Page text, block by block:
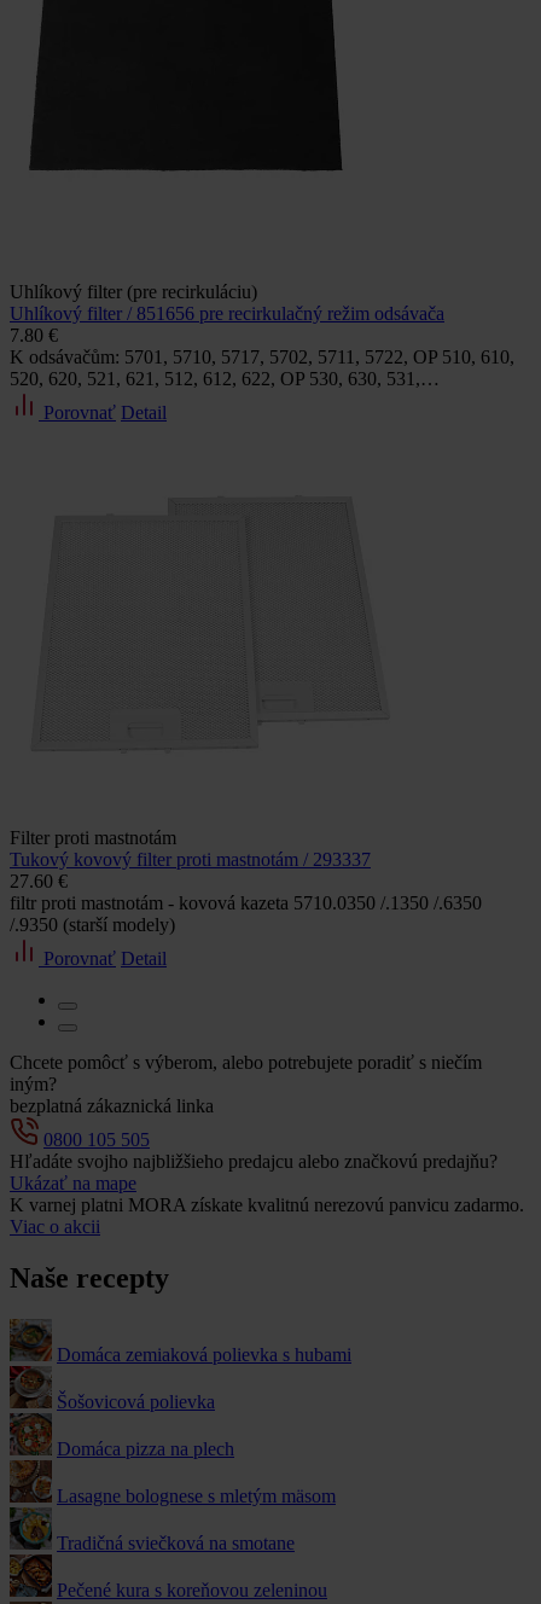
Uhlíkový filter (pre recirkuláciu)
Uhlíkový filter / 851656 pre recirkulačný režim odsávača
7.80 €
K odsávačům: 5701, 5710, 5717, 5702, 5711, 5722, OP 510, 610,
520, 620, 521, 621, 512, 612, 622, OP 530, 630, 531,…
Porovnať Detail
Filter proti mastnotám
Tukový kovový filter proti mastnotám / 293337
27.60 €
filtr proti mastnotám - kovová kazeta 5710.0350 /.1350 /.6350
/.9350 (starší modely)
Porovnať Detail
Chcete pomôcť s výberom, alebo potrebujete poradiť s niečím
iným?
bezplatná zákaznická linka
0800 105 505
Hľadáte svojho najbližšieho predajcu alebo značkovú predajňu?
Ukázať na mape
K varnej platni MORA získate kvalitnú nerezovú panvicu zadarmo.
Viac o akcii
Naše recepty
Domáca zemiaková polievka s hubami
Šošovicová polievka
Domáca pizza na plech
Lasagne bolognese s mletým mäsom
Tradičná sviečková na smotane
Pečené kura s koreňovou zeleninou